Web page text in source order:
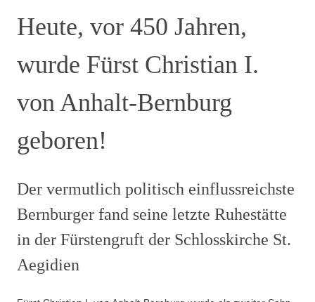
Heute, vor 450 Jahren,
wurde Fürst Christian I.
von Anhalt-Bernburg
geboren!
Der vermutlich politisch einflussreichste
Bernburger fand seine letzte Ruhestätte
in der Fürstengruft der Schlosskirche St.
Aegidien